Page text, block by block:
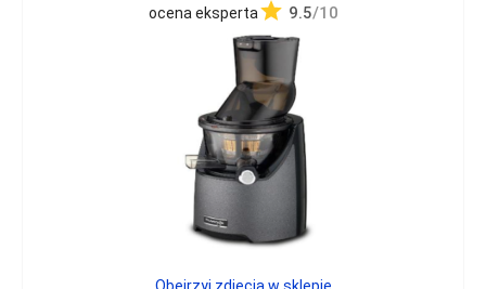
ocena eksperta 9.5/10
Obejrzyj zdjęcia w sklepie